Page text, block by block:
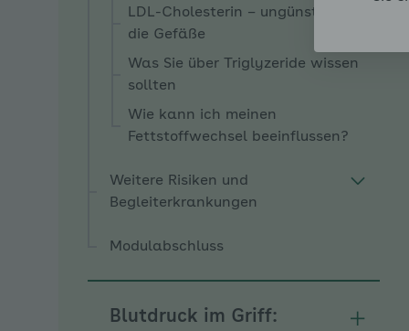
LDL-Cholesterin – ungünstig für
die Gefäße
Was Sie über Triglyzeride wissen
sollten
Wie kann ich meinen
Fettstoffwechsel beeinflussen?
Weitere Risiken und
Begleiterkrankungen
Modulabschluss
Blutdruck im Griff: